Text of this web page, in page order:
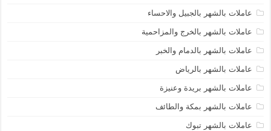
عاملات بالشهر بالجبيل والاحساء
عاملات بالشهر بالخرج والمزاحمية
عاملات بالشهر بالدمام والخبر
عاملات بالشهر بالرياض
عاملات بالشهر بريدة وعنيزة
عاملات بالشهر بمكة والطائف
عاملات بالشهر تبوك